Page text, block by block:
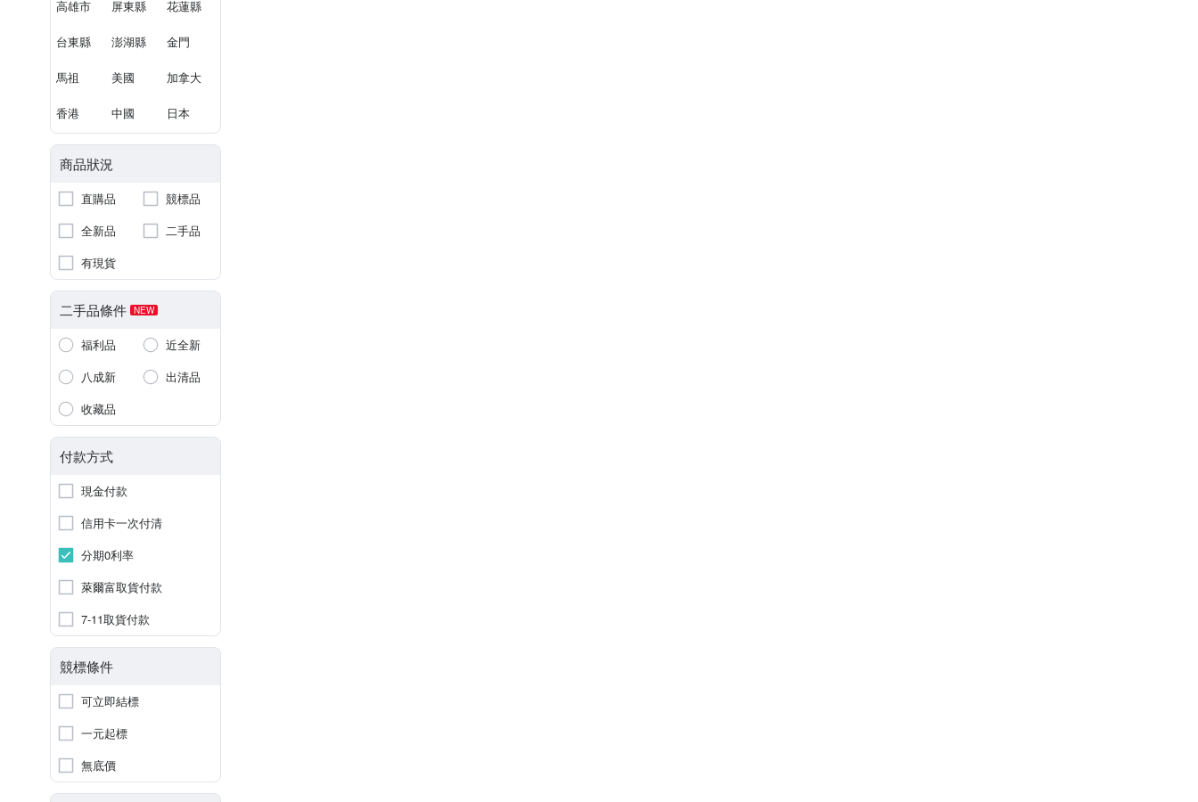
高雄市 屏東縣 花蓮縣
台東縣 澎湖縣 金門
馬祖 美國 加拿大
香港 中國 日本
商品狀況
直購品
競標品
全新品
二手品
有現貨
二手品條件 NEW
福利品
近全新
八成新
出清品
收藏品
付款方式
現金付款
信用卡一次付清
分期0利率
萊爾富取貨付款
7-11取貨付款
競標條件
可立即結標
一元起標
無底價